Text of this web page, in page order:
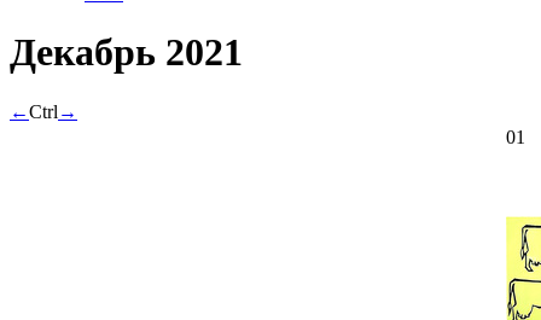
Декабрь 2021
←Ctrl →
01